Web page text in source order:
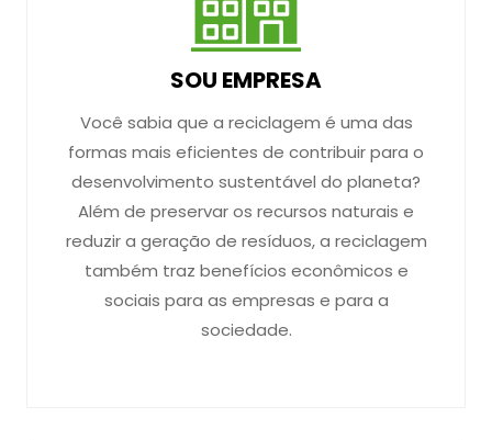
SOU EMPRESA
Você sabia que a reciclagem é uma das
formas mais eficientes de contribuir para o
desenvolvimento sustentável do planeta?
Além de preservar os recursos naturais e
reduzir a geração de resíduos, a reciclagem
também traz benefícios econômicos e
sociais para as empresas e para a
sociedade.